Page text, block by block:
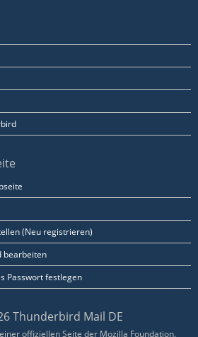
(Neu registrieren)
bearbeiten
Passwort festlegen
Thunderbird Mail DE
offiziellen Seite der Mozilla Foundation.